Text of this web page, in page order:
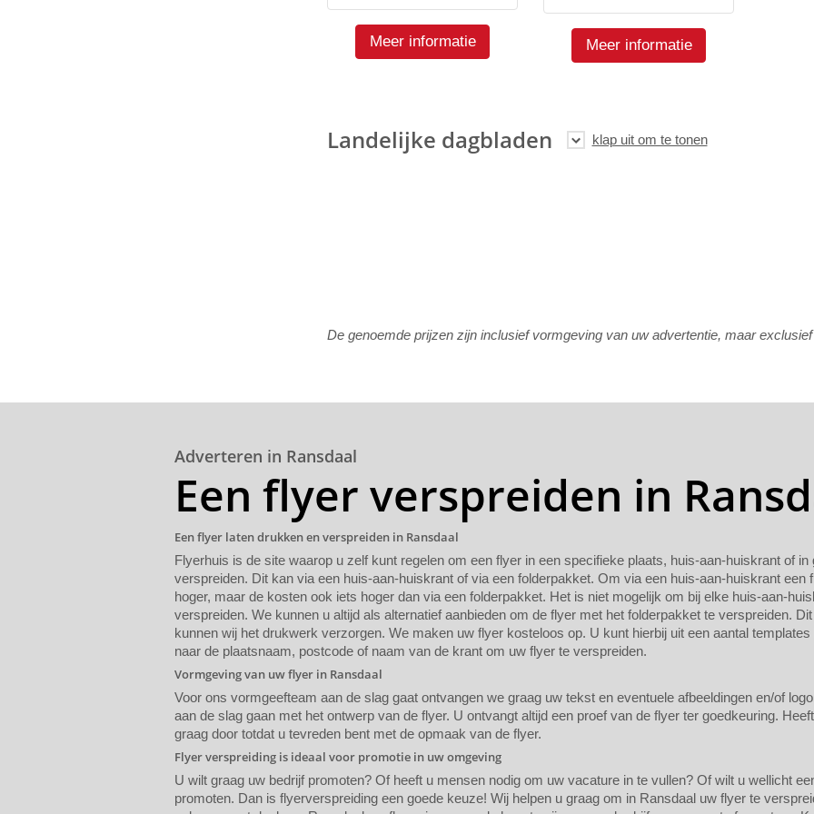
Meer informatie Meer informatie
Landelijke dagbladen
De genoemde prijzen zijn inclusief vormgeving van uw advertentie, maar exclusief
Adverteren in Ransdaal
Een flyer verspreiden in
Een flyer laten drukken en verspreiden in Ransdaal
Flyerhuis is de site waarop u zelf kunt regelen om een flyer in een specifieke plaats, huis-aan-huiskrant of
verspreiden. Dit kan via een huis-aan-huiskrant of via een folderpakket. Om via een huis-aan-huiskrant een
hoger, maar de kosten ook iets hoger dan via een folderpakket. Het is niet mogelijk om bij elke huis-aan-
verspreiden. We kunnen u altijd als alternatief aanbieden om de flyer met het folderpakket te verspreiden.
kunnen wij het drukwerk verzorgen. We maken uw flyer kosteloos op. U kunt hierbij uit een aantal
naar de plaatsnaam, postcode of naam van de krant om uw flyer te verspreiden.
Vormgeving van uw flyer in Ransdaal
Voor ons vormgeefteam aan de slag gaat ontvangen we graag uw tekst en eventuele afbeeldingen en/of
aan de slag gaan met het ontwerp van de flyer. U ontvangt altijd een proef van de flyer ter goedkeuring.
graag door totdat u tevreden bent met de opmaak van de flyer.
Flyer verspreiding is ideaal voor promotie in uw omgeving
U wilt graag uw bedrijf promoten? Of heeft u mensen nodig om uw vacature in te vullen? Of wilt u wellicht
promoten. Dan is flyerverspreiding een goede keuze! Wij helpen u graag om in Ransdaal uw flyer te